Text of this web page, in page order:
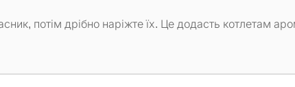
потім дрібно наріжте їх. Це додасть котлетам